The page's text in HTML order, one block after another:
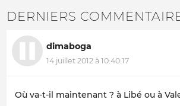
DERNIERS
dimaboga
14 juillet 2012 à 10:40:17
Où va-t-il maintenant ? à Libé ou à